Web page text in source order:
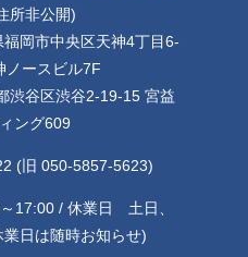
所非公開)
岡市中央区天神4丁目6-
ノースビル7F
渋谷区渋谷2-19-15 宮益
ング609
(旧 050-5857-5623)
17:00 / 休業日 土日、
日は随時お知らせ)